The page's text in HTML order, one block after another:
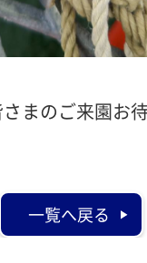
まのご来園お
一覧へ戻る